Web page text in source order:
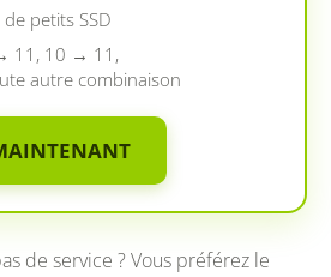
petits SSD
11, 10 → 11,
autre combinaison
de service ? Vous préférez le